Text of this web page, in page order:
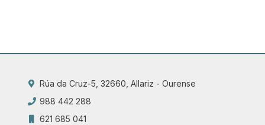
Rúa da Cruz-5, 32660, Allariz - Ourense
988 442 288
621 685 041